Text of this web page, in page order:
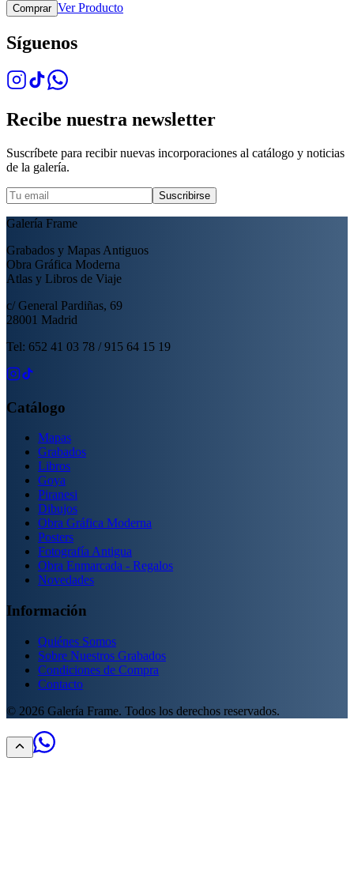
Comprar Ver Producto
Síguenos
Recibe nuestra newsletter
Suscríbete para recibir nuevas incorporaciones al catálogo y noticias
de la galería.
Suscribirse
Galería Frame
Grabados y Mapas Antiguos
Obra Gráfica Moderna
Atlas y Libros de Viaje
c/ General Pardiñas, 69
28001 Madrid
Tel: 652 41 03 78 / 915 64 15 19
Catálogo
Mapas
Grabados
Libros
Goya
Piranesi
Dibujos
Obra Gráfica Moderna
Posters
Fotografía Antigua
Obra Enmarcada - Regalos
Novedades
Información
Quiénes Somos
Sobre Nuestros Grabados
Condiciones de Compra
Contacto
© 2026 Galería Frame. Todos los derechos reservados.